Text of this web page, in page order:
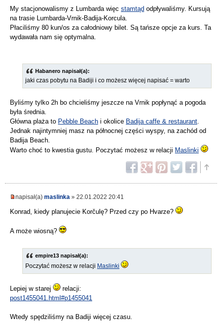
My stacjonowalismy z Lumbarda więc stamtąd odpływaliśmy. Kursują
na trasie Lumbarda-Vrnik-Badija-Korcula.
Płaciliśmy 80 kun/os za całodniowy bilet. Są tańsze opcje za kurs. Ta
wydawała nam się optymalna.
Habanero napisał(a):
jaki czas pobytu na Badiji i co możesz więcej napisać = warto
Byliśmy tylko 2h bo chcieliśmy jeszcze na Vrnik popłynąć a pogoda
była średnia.
Główna plaża to Pebble Beach i okolice Badija caffe & restaurant
Jednak najintymniej masz na północnej części wyspy, na zachód od
Badija Beach.
Warto choć to kwestia gustu. Poczytać możesz w relacji Maslinki
napisał(a) maslinka » 22.01.2022 20:41
Konrad, kiedy planujecie Korčulę? Przed czy po Hvarze?
A może wiosną?
empire13 napisał(a):
Poczytać możesz w relacji Maslinki
Lepiej w starej
relacji:
post1455041.html#p1455041
Wtedy spędziliśmy na Badiji więcej czasu.